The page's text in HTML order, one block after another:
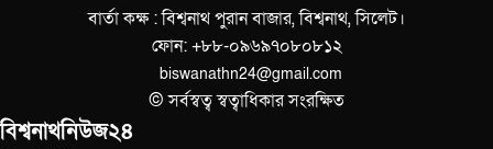
বার্তা কক্ষ : বিশ্বনাথ পুরান বাজার, বিশ্বনাথ, সিলেট।
ফোন: +৮৮-০৯৬৯৭০৮০৮১২
biswanathn24@gmail.com
© সর্বস্বত্ব স্বত্বাধিকার সংরক্ষিত
বিশ্বনাথনিউজ২৪